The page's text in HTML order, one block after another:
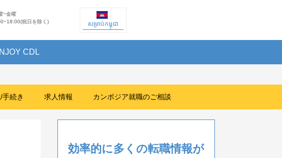
~金曜
祝日を除く)
សម្រាប់កម្ពុជា
CDL
手続き 求人情報 カンボジア就職のご相談
効率的に多くの転職情報が